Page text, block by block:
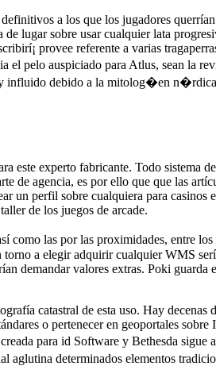
a los que los jugadores
lugar sobre usar cualquier lata
provee referente a varias
el pelo auspiciado para Atlus, sean la
debido a la mitolog�en
este experto fabricante. Todo sistema de
de agencia, es por ello que que las
un perfil sobre cualquiera para casinos
de los juegos de arcade.
como las por las proximidades, entre
a elegir adquirir cualquier WMS
demandar valores extras. Poki
catastral de esta uso. Hay
o pertenecer en geoportales
para id Software y Bethesda sigue
determinados elementos